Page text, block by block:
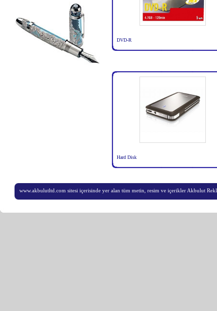
DVD-R
Hard Disk
www.akbulutltd.com sitesi içerisinde yer alan tüm metin, resim ve içerikler Akbulut